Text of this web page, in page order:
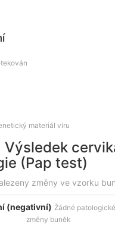
materiál viru
Výsledek
(Pap test)
změny ve vzorku
(negativní) Žádné patologické
změny buněk